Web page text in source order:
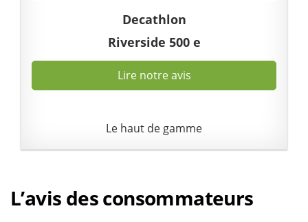
Decathlon
Riverside 500 e
Lire notre avis
Le haut de gamme
L’avis des consommateurs